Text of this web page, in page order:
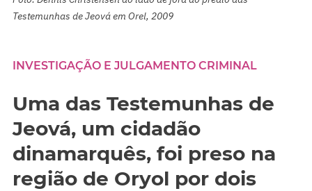
Testemunhas de Jeová em Orel, 2009
INVESTIGAÇÃO E JULGAMENTO CRIMINAL
Uma das Testemunhas de
Jeová, um cidadão
dinamarquês, foi preso na
região de Oryol por dois